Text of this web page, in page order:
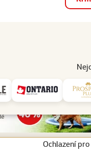
Ochlazení